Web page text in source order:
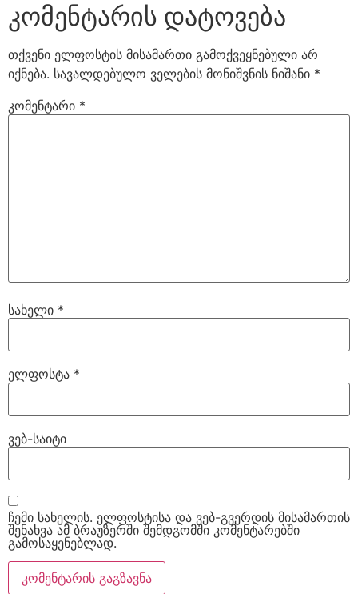
კომენტარის დატოვება
თქვენი ელფოსტის მისამართი გამოქვეყნებული არ
იქნება. სავალდებულო ველების მონიშვნის ნიშანი *
კომენტარი *
სახელი *
ელფოსტა *
ვებ-საიტი
ჩემი სახელის. ელფოსტისა და ვებ-გვერდის მისამართის
შენახვა ამ ბრაუზერში შემდგომში კომენტარებში
გამოსაყენებლად.